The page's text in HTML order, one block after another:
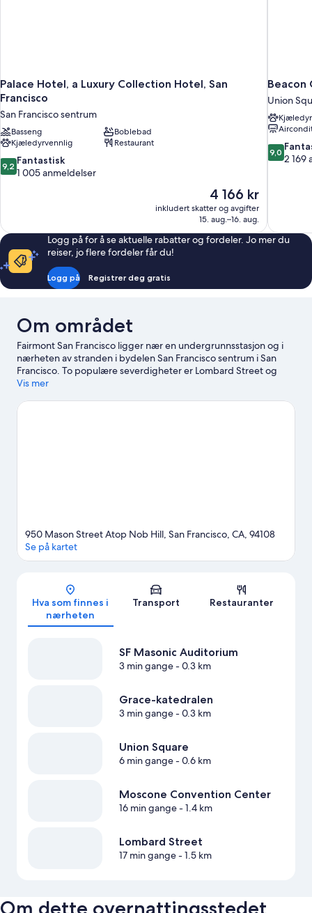
Palace Hotel, a Luxury Collection Hotel, San
Francisco
San Francisco sentrum
Basseng
Boblebad
Kjæledyrvennlig
Restaurant
9.2
av
anmeldelser
9,2 Fantastisk
1 005 anmeldelser
Prisen
er
4 166 kr
4 166 kr
inkludert skatter og avgifter
15. aug.–16. aug.
Beacon
Union
9.0
av
9,0
2 169
Logg på for å se aktuelle rabatter og fordeler. Jo mer du
reiser, jo flere fordeler får du!
Logg på Registrer deg gratis
Om området
Fairmont San Francisco ligger nær en undergrunnsstasjon og i
nærheten av stranden i bydelen San Francisco sentrum i San
Francisco. To populære severdigheter er Lombard Street og
Golden Gate-broen, mens Presidio of San Francisco og Golden
et arrangement eller en kamp mens du er i byen, kan du se om
Vis mer
Kart
950 Mason Street Atop Nob Hill, San Francisco, CA, 94108
Se på kartet
Hva som finnes i
nærheten
Transport Restauranter
SF Masonic Auditorium
3 min gange- 0.3 km
Grace-katedralen
3 min gange- 0.3 km
Union Square
6 min gange- 0.6 km
Moscone Convention Center
16 min gange- 1.4 km
Lombard Street
17 min gange- 1.5 km